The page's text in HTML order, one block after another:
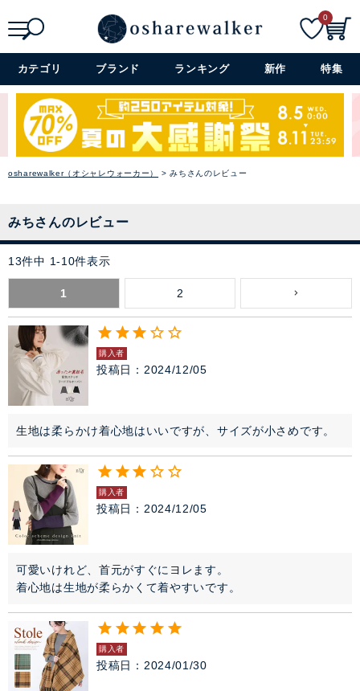
詳細検索+
0
カテゴリ ブランド ランキング 新作 特集
osharewalker（オシャレウォーカー） みちさんのレビュー
みちさんのレビュー
13件中 1-10件表示
1 2
購入者
投稿日 2024/12/05
生地は柔らかけ着心地はいいですが、サイズが小さめです。
購入者
投稿日 2024/12/05
可愛いけれど、首元がすぐにヨレます。
着心地は生地が柔らかくて着やすいです。
購入者
投稿日 2024/01/30